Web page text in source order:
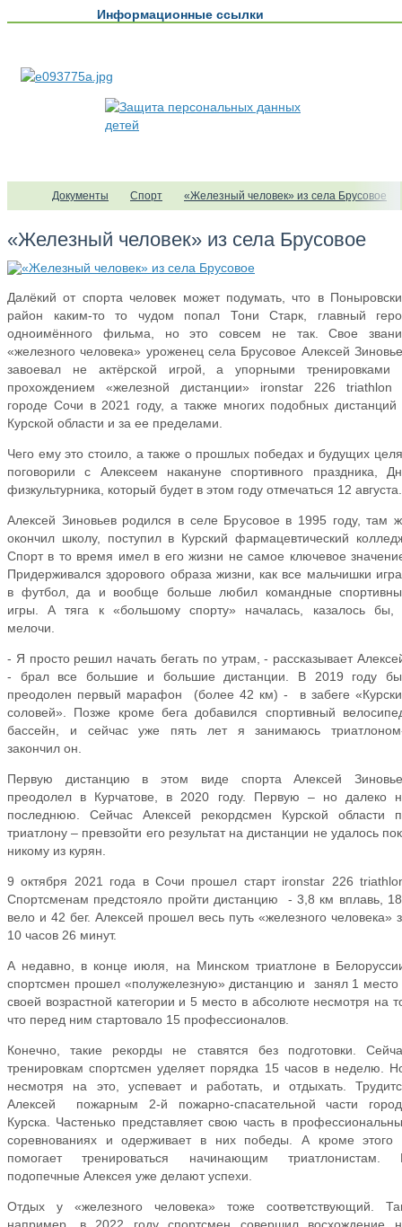
Информационные ссылки
Документы Спорт «Железный человек» из села Брусовое
«Железный человек» из села Брусовое
Далёкий от спорта человек может подумать, что в
район каким-то то чудом попал Тони Старк, главный
одноимённого фильма, но это совсем не так. Свое
«железного человека» уроженец села Брусовое Алексей
завоевал не актёрской игрой, а упорными тренировками
прохождением «железной дистанции» ironstar 226 triathlon
городе Сочи в 2021 году, а также многих подобных дистанций
Курской области и за ее пределами.
Чего ему это стоило, а также о прошлых победах и будущих
поговорили с Алексеем накануне спортивного праздника,
физкультурника, который будет в этом году отмечаться 12 августа.
Алексей Зиновьев родился в селе Брусовое в 1995 году, там
окончил школу, поступил в Курский фармацевтический
Спорт в то время имел в его жизни не самое ключевое
Придерживался здорового образа жизни, как все мальчишки
в футбол, да и вообще больше любил командные
игры. А тяга к «большому спорту» началась, казалось бы,
мелочи.
- Я просто решил начать бегать по утрам, - рассказывает
- брал все большие и большие дистанции. В 2019 году
преодолен первый марафон (более 42 км) - в забеге
соловей». Позже кроме бега добавился спортивный
бассейн, и сейчас уже пять лет я занимаюсь
закончил он.
Первую дистанцию в этом виде спорта Алексей
преодолел в Курчатове, в 2020 году. Первую – но далеко
последнюю. Сейчас Алексей рекордсмен Курской области
триатлону – превзойти его результат на дистанции не удалось
никому из курян.
9 октября 2021 года в Сочи прошел старт ironstar 226
Спортсменам предстояло пройти дистанцию - 3,8 км вплавь,
вело и 42 бег. Алексей прошел весь путь «железного человека»
10 часов 26 минут.
А недавно, в конце июля, на Минском триатлоне в
спортсмен прошел «полужелезную» дистанцию и занял 1 место
своей возрастной категории и 5 место в абсолюте несмотря на
что перед ним стартовало 15 профессионалов.
Конечно, такие рекорды не ставятся без подготовки.
тренировкам спортсмен уделяет порядка 15 часов в неделю.
несмотря на это, успевает и работать, и отдыхать.
Алексей пожарным 2-й пожарно-спасательной части
Курска. Частенько представляет свою часть в
соревнованиях и одерживает в них победы. А кроме этого
помогает тренироваться начинающим триатлонистам.
подопечные Алексея уже делают успехи.
Отдых у «железного человека» тоже соответствующий.